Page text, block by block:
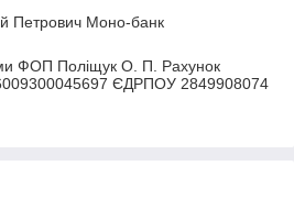
Петрович Моно-банк
ФОП Поліщук О. П. Рахунок
ЄДРПОУ 2849908074